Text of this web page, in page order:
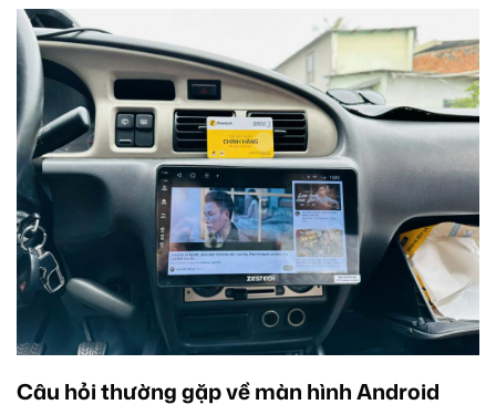
Câu hỏi thường gặp về màn hình Android